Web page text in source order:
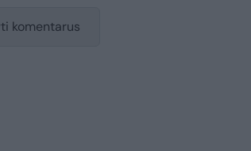
komentarus